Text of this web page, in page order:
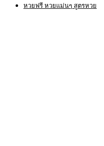
หวยฟรี หวยแม่นๆ สูตรหวย